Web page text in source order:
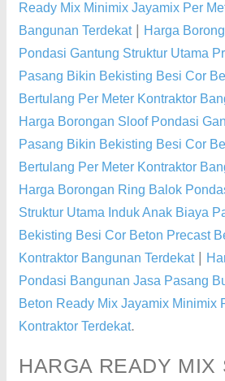
Ready Mix Minimix Jayamix Per
Bangunan Terdekat|
Harga
Pondasi Gantung Struktur Utama
Pasang Bikin Bekisting Besi Cor
Bertulang Per Meter Kontraktor
Harga Borongan Sloof Pondasi
Pasang Bikin Bekisting Besi Cor
Bertulang Per Meter Kontraktor
Harga Borongan Ring Balok
Struktur Utama Induk Anak Biaya
Bekisting Besi Cor Beton Precast
Kontraktor Bangunan Terdekat|
Pondasi Bangunan Jasa Pasang
Beton Ready Mix Jayamix Minimix
Kontraktor Terdekat.
HARGA READY MIX